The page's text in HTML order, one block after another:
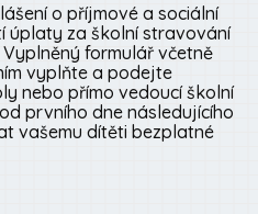
o příjmové a sociální
úplaty za školní stravování
formulář včetně
vyplňte a podejte
nebo přímo vedoucí školní
prvního dne následujícího
vašemu dítěti bezplatné